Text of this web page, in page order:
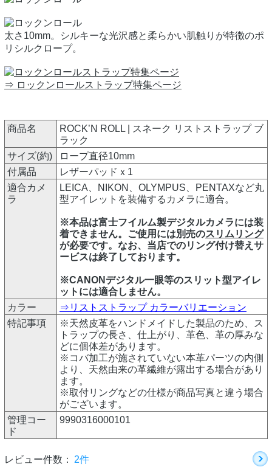
太さ10mm。シルキーな光沢感と柔らかい肌触りが特徴のポ
リシルクロープ。
⇒ ロックンロールストラップ特集ページ
商品名
ROCK’N ROLL | スネーク リストストラップ ブ
ラック
サイズ(約)
ロープ直径10mm
付属品
レザーパッドｘ1
適合カメ
ラ
LEICA、NIKON、OLYMPUS、PENTAXなど丸
型アイレットを装備するカメラに適合。
※本品は富士フイルム製デジタルカメラには装
着できません。ご使用には別売のスリムリング
が必要です。なお、当店でのリング付け替えサ
ービスは終了しております。
※CANONデジタル一眼等のスリット型アイレ
ットには適合しません。
カラー
⇒リストストラップ カラーバリエーション
特記事項
※天然皮革をハンドメイドした製品のため、ス
トラップの長さ、仕上がり、革色、革の厚みな
どに個体差があります。
※コバ加工が施されていない本革パーツの内側
より、天然由来の革繊維が露出する場合があり
ます。
※取付リングなどの仕様が商品写真と違う場合
がございます。
管理コー
ド
9990316000101
レビュー件数： 2件